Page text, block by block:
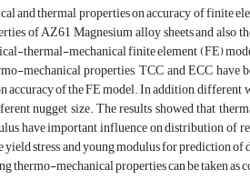
and thermal properties on accuracy of finite
of AZ61 Magnesium alloy sheets and also
thermal-mechanical finite element (FE)
mechanical properties, TCC and ECC have
accuracy of the FE model. In addition,
nugget size. The results showed that
have important influence on distribution of
stress and young modulus for prediction of
thermo-mechanical properties can be taken as